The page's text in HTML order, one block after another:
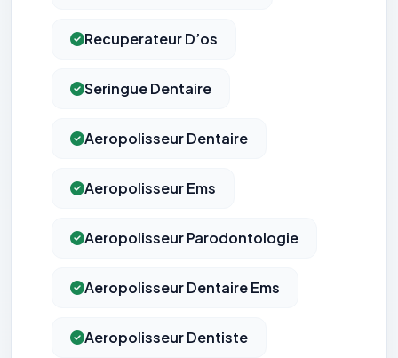
Recuperateur D’os
Seringue Dentaire
Aeropolisseur Dentaire
Aeropolisseur Ems
Aeropolisseur Parodontologie
Aeropolisseur Dentaire Ems
Aeropolisseur Dentiste